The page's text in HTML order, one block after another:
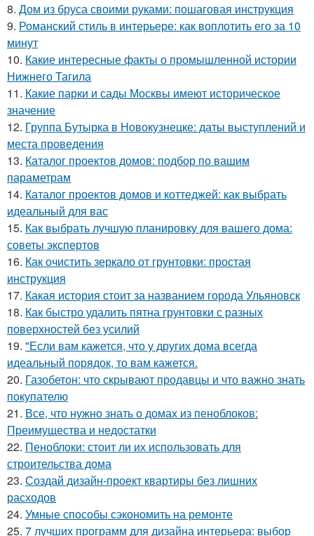
8. Дом из бруса своими руками: пошаговая инструкция
9. Романский стиль в интерьере: как воплотить его за 10
минут
10. Какие интересные факты о промышленной истории
Нижнего Тагила
11. Какие парки и сады Москвы имеют историческое
значение
12. Группа Бутырка в Новокузнецке: даты выступлений и
места проведения
13. Каталог проектов домов: подбор по вашим
параметрам
14. Каталог проектов домов и коттеджей: как выбрать
идеальный для вас
15. Как выбрать лучшую планировку для вашего дома:
советы экспертов
16. Как очистить зеркало от грунтовки: простая
инструкция
17. Какая история стоит за названием города Ульяновск
18. Как быстро удалить пятна грунтовки с разных
поверхностей без усилий
19. "Если вам кажется, что у других дома всегда
идеальный порядок, то вам кажется.
20. Газобетон: что скрывают продавцы и что важно знать
покупателю
21. Все, что нужно знать о домах из пеноблоков:
Преимущества и недостатки
22. Пеноблоки: стоит ли их использовать для
строительства дома
23. Создай дизайн-проект квартиры без лишних
расходов
24. Умные способы сэкономить на ремонте
25. 7 лучших программ для дизайна интерьера: выбор